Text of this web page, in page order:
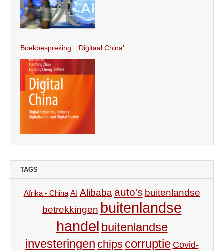
Boekbespreking: ‘Digitaal China’
TAGS
Afrika - China AI Alibaba auto's buitenlandse
betrekkingen buitenlandse
handel buitenlandse
investeringen chips corruptie Covid-